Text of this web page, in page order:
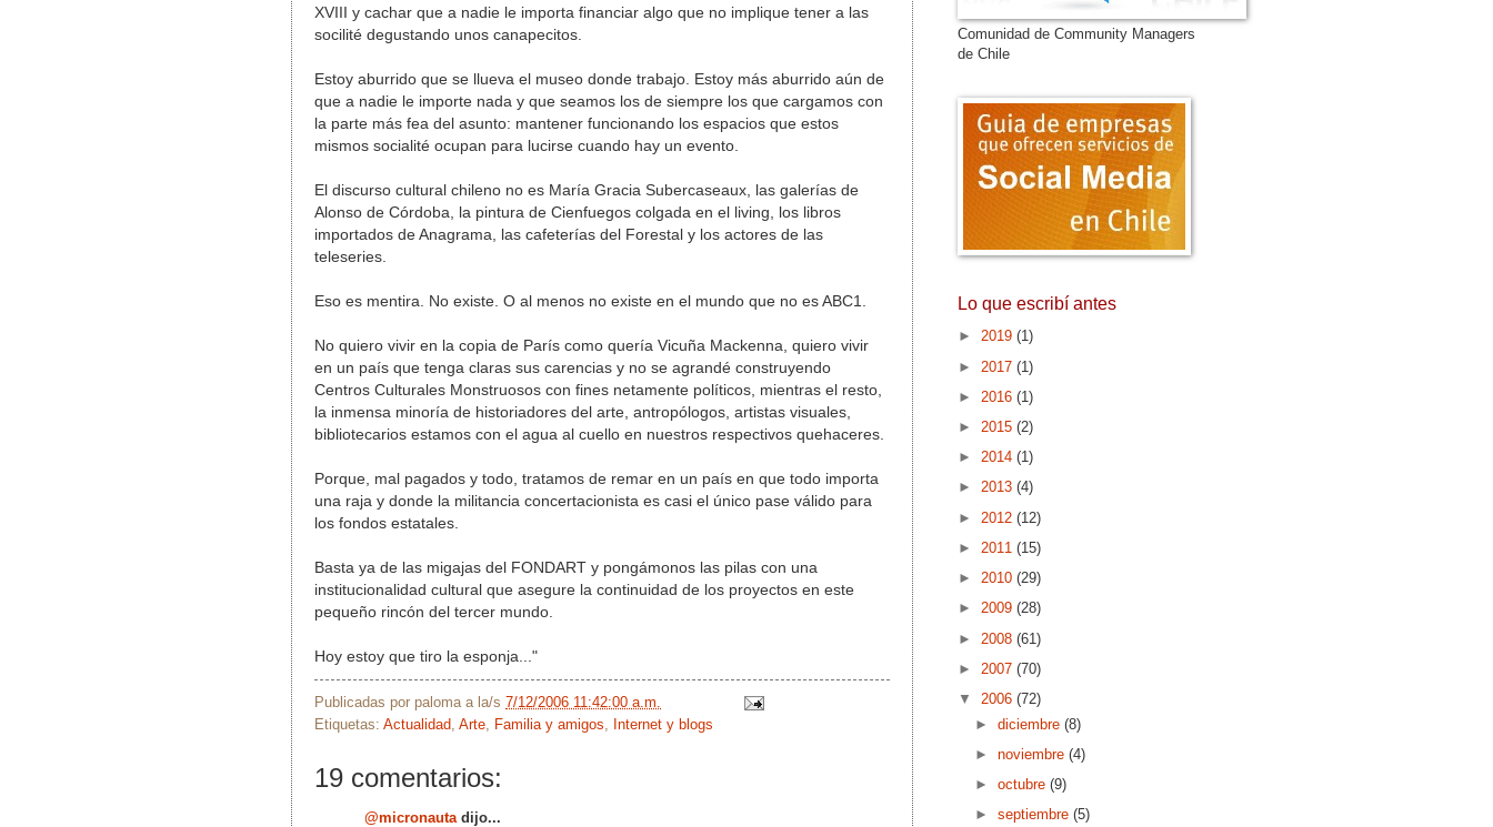
XVIII y cachar que a nadie le importa financiar algo que no implique tener a las
socilité degustando unos canapecitos.
Estoy aburrido que se llueva el museo donde trabajo. Estoy más aburrido aún de
que a nadie le importe nada y que seamos los de siempre los que cargamos con
la parte más fea del asunto: mantener funcionando los espacios que estos
mismos socialité ocupan para lucirse cuando hay un evento.
El discurso cultural chileno no es María Gracia Subercaseaux, las galerías de
Alonso de Córdoba, la pintura de Cienfuegos colgada en el living, los libros
importados de Anagrama, las cafeterías del Forestal y los actores de las
teleseries.
Eso es mentira. No existe. O al menos no existe en el mundo que no es ABC1.
No quiero vivir en la copia de París como quería Vicuña Mackenna, quiero vivir
en un país que tenga claras sus carencias y no se agrandé construyendo
Centros Culturales Monstruosos con fines netamente políticos, mientras el resto,
la inmensa minoría de historiadores del arte, antropólogos, artistas visuales,
bibliotecarios estamos con el agua al cuello en nuestros respectivos quehaceres.
Porque, mal pagados y todo, tratamos de remar en un país en que todo importa
una raja y donde la militancia concertacionista es casi el único pase válido para
los fondos estatales.
Basta ya de las migajas del FONDART y pongámonos las pilas con una
institucionalidad cultural que asegure la continuidad de los proyectos en este
pequeño rincón del tercer mundo.
Hoy estoy que tiro la esponja..."
Publicadas por paloma a la/s 7/12/2006 11:42:00 a.m.
Etiquetas: Actualidad Arte Familia y amigos Internet y blogs
19 comentarios:
@micronauta dijo...
Comunidad de Community Managers
de Chile
Lo que escribí antes
► 2019 (1)
► 2017 (1)
► 2016 (1)
► 2015 (2)
► 2014 (1)
► 2013 (4)
► 2012 (12)
► 2011 (15)
► 2010 (29)
► 2009 (28)
► 2008 (61)
► 2007 (70)
▼ 2006 (72)
►diciembre(8)
►noviembre(4)
►octubre(9)
►septiembre(5)